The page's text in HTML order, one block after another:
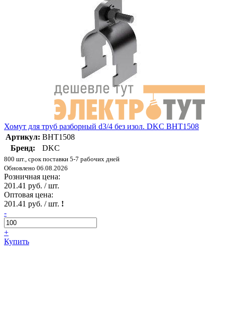
Хомут для труб разборный d3/4 без изол. DKC BHT1508
Артикул: BHT1508
Бренд:
DKC
800 шт., срок поставки 5-7 рабочих дней
Обновлено 06.08.2026
Розничная цена:
201.41 руб. / шт.
Оптовая цена:
201.41 руб. / шт. !
-
+
Купить